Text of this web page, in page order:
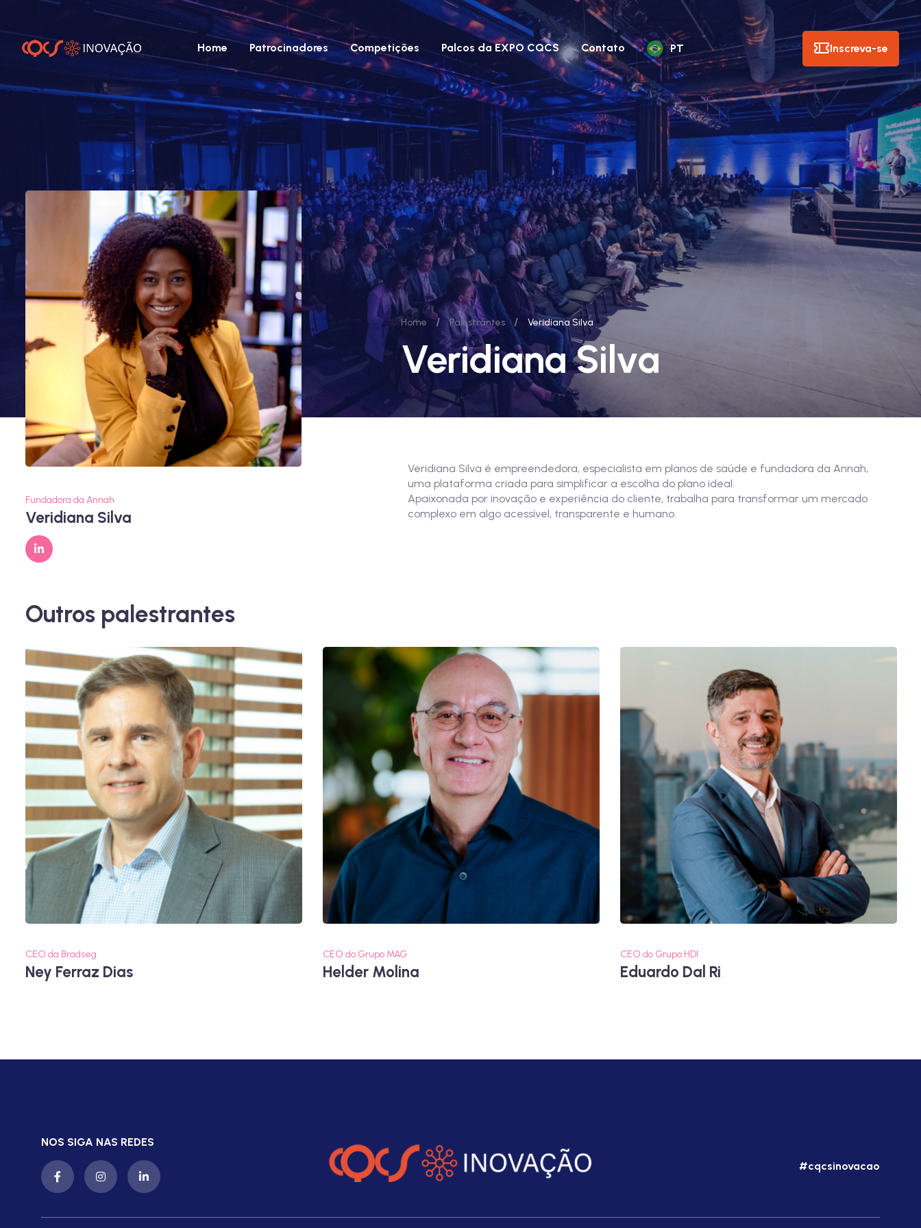
Home Patrocinadores Competições Palcos da EXPO CQCS Contato PT Inscreva-se
Home / Palestrantes / Veridiana Silva
Veridiana Silva
Fundadora da Annah
Veridiana Silva
Veridiana Silva é empreendedora, especialista em planos de saúde e fundadora da Annah,
uma plataforma criada para simplificar a escolha do plano ideal.
Apaixonada por inovação e experiência do cliente, trabalha para transformar um mercado
complexo em algo acessível, transparente e humano.
Outros palestrantes
CEO da Bradseg
Ney Ferraz Dias
CEO do Grupo MAG
Helder Molina
CEO do Grupo HDI
Eduardo Dal Ri
NOS SIGA NAS REDES
#cqcsinovacao